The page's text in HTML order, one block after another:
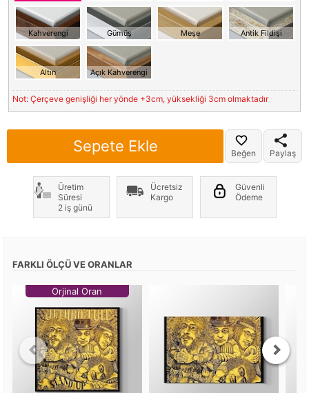
Kahverengi Gümüş Meşe Antik Fildişi
Altın Açık Kahverengi
Not: Çerçeve genişliği her yönde +3cm, yüksekliği 3cm olmaktadır
Sepete Ekle Beğen Paylaş
Üretim
Süresi
2 iş günü
Ücretsiz
Kargo
Güvenli
Ödeme
FARKLI ÖLÇÜ VE ORANLAR
Orjinal Oran